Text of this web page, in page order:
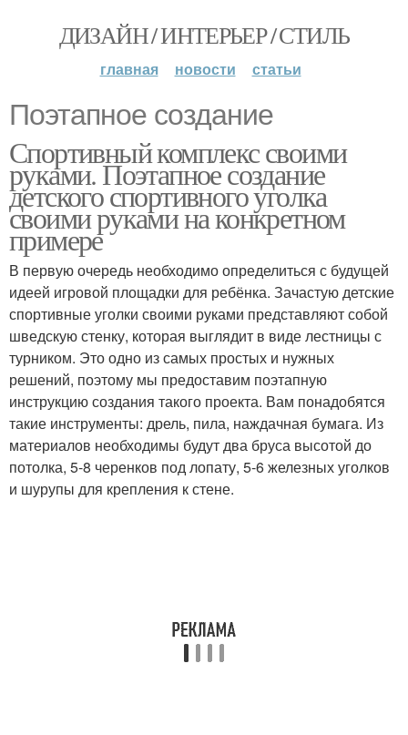
ДИЗАЙН / ИНТЕРЬЕР / СТИЛЬ
главная новости статьи
Поэтапное создание
Спортивный комплекс своими
руками. Поэтапное создание
детского спортивного уголка
своими руками на конкретном
примере
В первую очередь необходимо определиться с будущей
идеей игровой площадки для ребёнка. Зачастую детские
спортивные уголки своими руками представляют собой
шведскую стенку, которая выглядит в виде лестницы с
турником. Это одно из самых простых и нужных
решений, поэтому мы предоставим поэтапную
инструкцию создания такого проекта. Вам понадобятся
такие инструменты: дрель, пила, наждачная бумага. Из
материалов необходимы будут два бруса высотой до
потолка, 5-8 черенков под лопату, 5-6 железных уголков
и шурупы для крепления к стене.